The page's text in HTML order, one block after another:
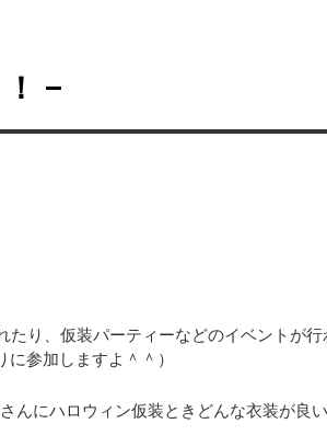
–
り、仮装パーティーなどのイベントが
参加しますよ＾＾）
にハロウィン仮装ときどんな衣装が良い